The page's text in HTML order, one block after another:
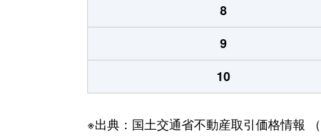
8
9
10
※出典：国土交通省不動産取引価格情報 （